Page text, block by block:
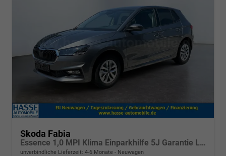
Skoda Fabia
Essence 1,0 MPI Klima Einparkhilfe 5J Garantie LED Scheinwerfer Bluetooth
unverbindliche Lieferzeit: 4-6 Monate Neuwagen